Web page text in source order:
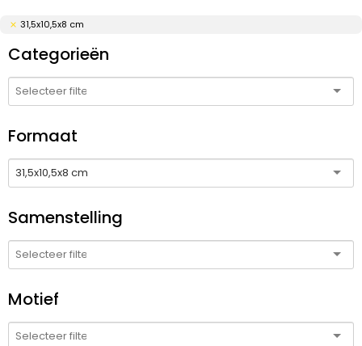
31,5x10,5x8 cm
Categorieën
Formaat
31,5x10,5x8 cm
Samenstelling
Motief